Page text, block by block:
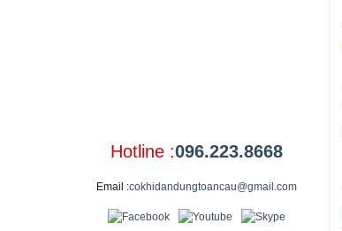
Hotline :096.223.8668
Email :cokhidandungtoancau@gmail.com